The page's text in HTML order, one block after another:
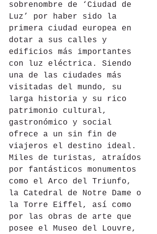
sobrenombre de ‘Ciudad de
Luz’ por haber sido la
primera ciudad europea en
dotar a sus calles y
edificios más importantes
con luz eléctrica. Siendo
una de las ciudades más
visitadas del mundo, su
larga historia y su rico
patrimonio cultural,
gastronómico y social
ofrece a un sin fin de
viajeros el destino ideal.
Miles de turistas, atraídos
por fantásticos monumentos
como el Arco del Triunfo,
la Catedral de Notre Dame o
la Torre Eiffel, así como
por las obras de arte que
posee el Museo del Louvre,